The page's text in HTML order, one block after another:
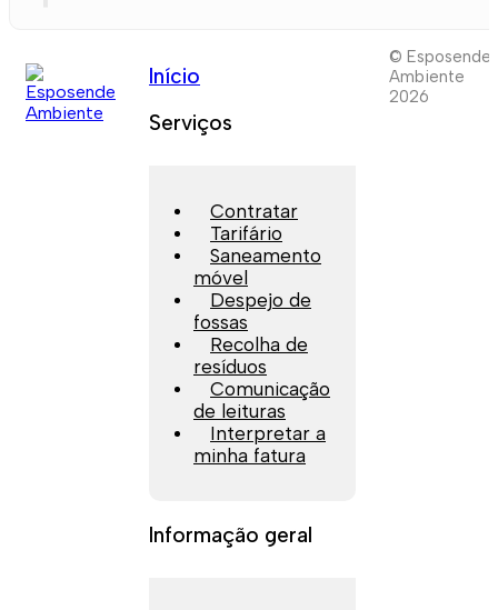
Início
Serviços
Contratar
Tarifário
Saneamento
móvel
Despejo de
fossas
Recolha de
resíduos
Comunicação
de leituras
Interpretar a
minha fatura
Informação geral
© Esposende
Ambiente
2026